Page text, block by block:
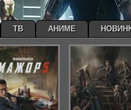
ТВ АНИМЕ